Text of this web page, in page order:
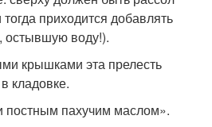
приходится добавлять
остывшую воду!).
крышками эта прелесть
кладовке.
постным пахучим маслом».